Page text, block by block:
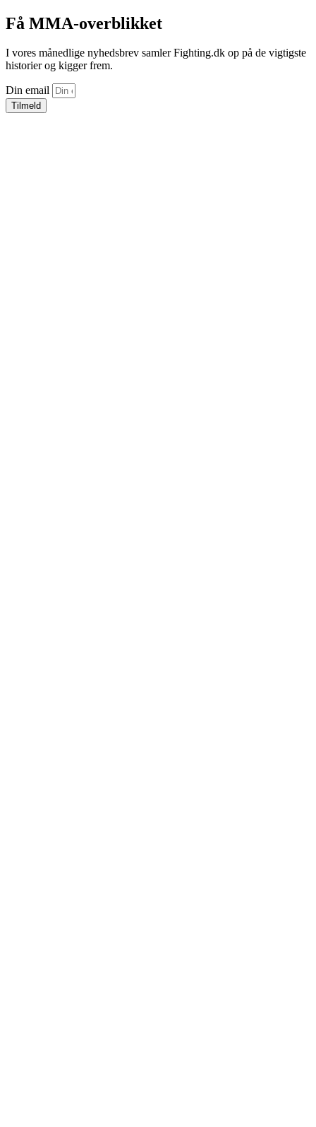
Få MMA-overblikket
I vores månedlige nyhedsbrev samler Fighting.dk op på de vigtigste
historier og kigger frem.
Din email
Tilmeld